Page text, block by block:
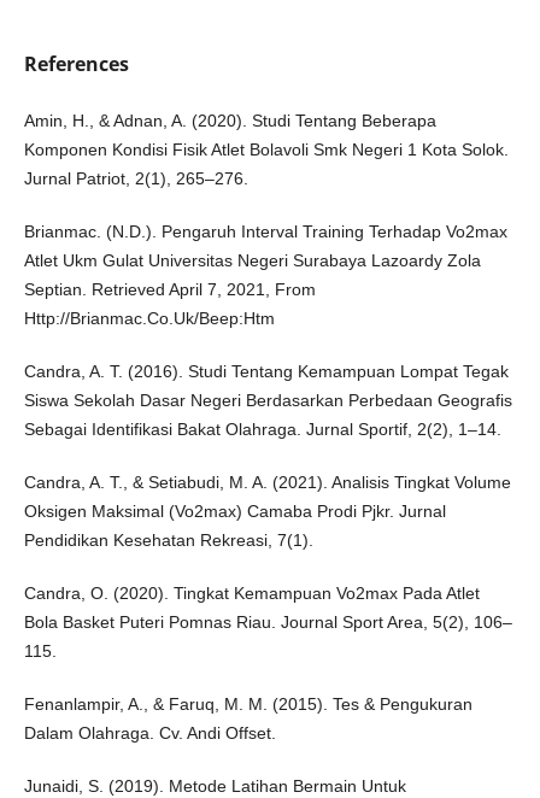
References
Amin, H., & Adnan, A. (2020). Studi Tentang Beberapa
Komponen Kondisi Fisik Atlet Bolavoli Smk Negeri 1 Kota Solok.
Jurnal Patriot, 2(1), 265–276.
Brianmac. (N.D.). Pengaruh Interval Training Terhadap Vo2max
Atlet Ukm Gulat Universitas Negeri Surabaya Lazoardy Zola
Septian. Retrieved April 7, 2021, From
Http://Brianmac.Co.Uk/Beep:Htm
Candra, A. T. (2016). Studi Tentang Kemampuan Lompat Tegak
Siswa Sekolah Dasar Negeri Berdasarkan Perbedaan Geografis
Sebagai Identifikasi Bakat Olahraga. Jurnal Sportif, 2(2), 1–14.
Candra, A. T., & Setiabudi, M. A. (2021). Analisis Tingkat Volume
Oksigen Maksimal (Vo2max) Camaba Prodi Pjkr. Jurnal
Pendidikan Kesehatan Rekreasi, 7(1).
Candra, O. (2020). Tingkat Kemampuan Vo2max Pada Atlet
Bola Basket Puteri Pomnas Riau. Journal Sport Area, 5(2), 106–
115.
Fenanlampir, A., & Faruq, M. M. (2015). Tes & Pengukuran
Dalam Olahraga. Cv. Andi Offset.
Junaidi, S. (2019). Metode Latihan Bermain Untuk